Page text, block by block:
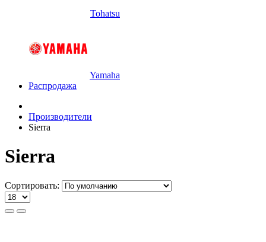
Tohatsu
Yamaha
Распродажа
Производители
Sierra
Sierra
Сортировать: